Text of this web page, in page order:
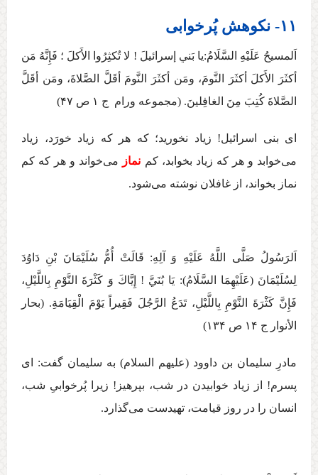
۱۱- نکوهش پُرخوابی
اَلمسیحُ عَلَيْهِ السَّلَامُ:يا بَني إسرائيلَ ! لا تُكثِرُوا الأَكلَ ؛ فَإِنَّهُ مَن
أكثَرَ الأَكلَ أكثَرَ النَّومَ، ومَن أكثَرَ النَّومَ أقَلَّ الصَّلاةَ، ومَن أقَلَّ
الصَّلاةَ كُتِبَ مِنَ الغافِلينَ. (مجموعه ورام ج ‏۱ ص ۴۷)
ای بنی اسرائيل! زياد نخوريد؛ كه هر كه زياد خورَد، زياد
می‌خوابد و هر كه زياد بخوابد، كم نماز می‌خواند و هر كه كم
نماز بخواند، از غافلان نوشته می‌شود.
اَلرَسُولُ صَلَّی اللَّهُ عَلَيْهِ وَ آلِهِ:‏‏ قَالَتْ أُمُّ سُلَيْمَانَ بْنِ دَاوُدَ
لِسُلَيْمَانَ (عَلَيْهِمَا السَّلَامُ): يَا بُنَيَّ ! إِيَّاكَ وَ كَثْرَةَ النَّوْمِ‏ بِاللَّيْلِ‏،
فَإِنَّ كَثْرَةَ النَّوْمِ بِاللَّيْلِ، تَدَعُ الرَّجُلَ فَقِيراً يَوْمَ الْقِيَامَةِ. (بحار
الأنوار ج ‏۱۴ ص ۱۳۴)
مادرِ سليمان بن داوود (عليهم السلام) به سليمان گفت: ای
پسرم! از زياد خوابيدن در شب، بپرهيز! زيرا پُرخوابیِ شب،
انسان را در روز قيامت، تهیدست می‌گذارد.